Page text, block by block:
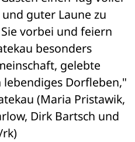
guter Laune zu
vorbei und feiern
besonders
gelebte
Dorfleben,"
(Maria Pristawik,
Dirk Bartsch und
rk)